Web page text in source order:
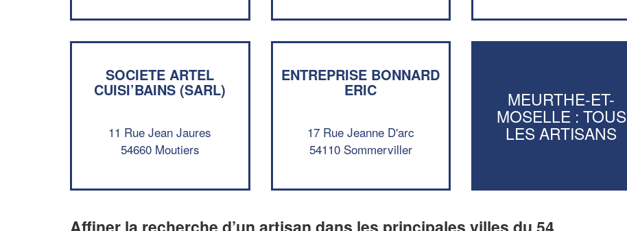
SOCIETE ARTEL
CUISI’BAINS (SARL)
11 Rue Jean Jaures
54660 Moutiers
ENTREPRISE BONNARD
ERIC
17 Rue Jeanne D'arc
54110 Sommerviller
MEURTHE-ET-
MOSELLE : TOUS
LES ARTISANS
Affiner la recherche d’un artisan dans les principales villes du 54